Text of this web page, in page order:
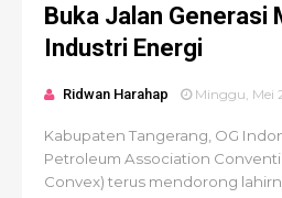
Buka Jalan Generasi
Industri Energi
Ridwan Harahap Minggu, Mei
Kabupaten Tangerang, OG
Petroleum Association
Convex) terus mendorong